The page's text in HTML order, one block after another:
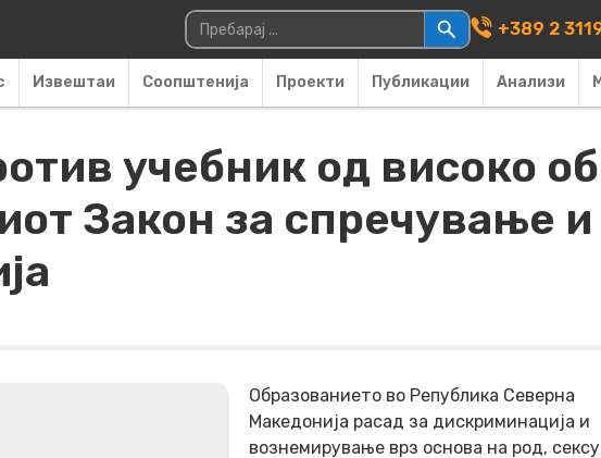
Main
Пребарувај за: +389 2
Извештаи Соопштенија Проекти Публикации Анализи
учебник од високо
Закон за спречување
Образованието во Република Северна
Македонија расад за дискриминација и
вознемирување врз основа на род,